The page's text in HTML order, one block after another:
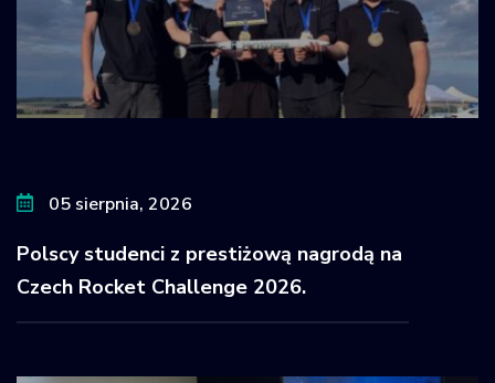
05 sierpnia, 2026
Polscy studenci z prestiżową nagrodą na
Czech Rocket Challenge 2026.